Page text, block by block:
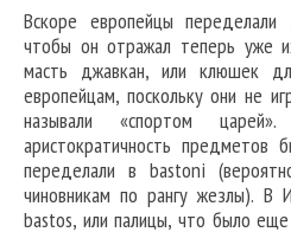
Вскоре европейцы переделали
чтобы он отражал теперь уже
масть джавкан, или клюшек
европейцам, поскольку они не
называли «спортом
аристократичность предметов
переделали в bastoni
чиновникам по рангу жезлы). В
bastos, или палицы, что было